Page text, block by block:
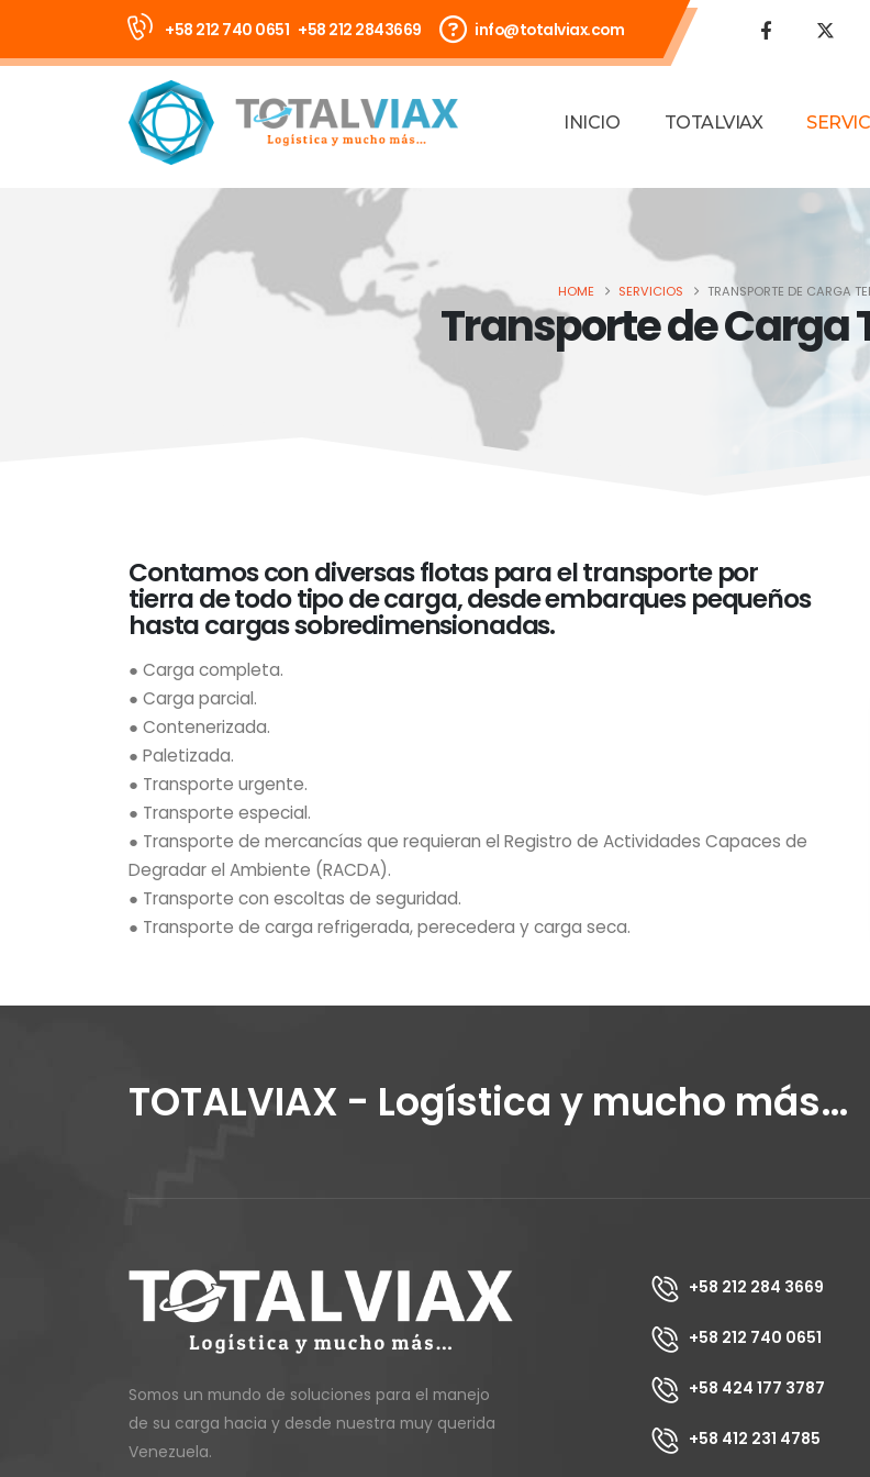
+58 212 740 0651 +58 212 2843669 info@totalviax.com
INICIO TOTALVIAX
HOME SERVICIOS TRANSPORTE DE CARGA
Transporte de Carga
Contamos con diversas flotas para el transporte por
tierra de todo tipo de carga, desde embarques pequeños
hasta cargas sobredimensionadas.
● Carga completa.
● Carga parcial.
● Contenerizada.
● Paletizada.
● Transporte urgente.
● Transporte especial.
● Transporte de mercancías que requieran el Registro de Actividades Capaces de
Degradar el Ambiente (RACDA).
● Transporte con escoltas de seguridad.
● Transporte de carga refrigerada, perecedera y carga seca.
TOTALVIAX - Logística y mucho más…
Somos un mundo de soluciones para el manejo
de su carga hacia y desde nuestra muy querida
Venezuela.
+58 212 284 3669
+58 212 740 0651
+58 424 177 3787
+58 412 231 4785